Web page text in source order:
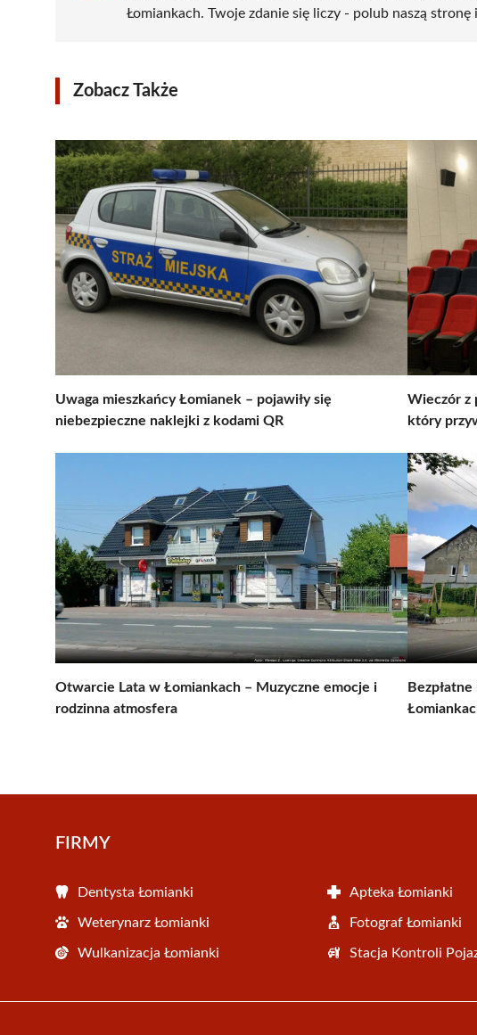
Łomiankach. Twoje zdanie się liczy - polub naszą stronę
Zobacz Także
Uwaga mieszkańcy Łomianek – pojawiły się
niebezpieczne naklejki z kodami QR
Wieczór z
który
Otwarcie Lata w Łomiankach – Muzyczne emocje i
rodzinna atmosfera
FIRMY
Dentysta Łomianki Apteka Łomianki
Weterynarz Łomianki Fotograf Łomianki
Wulkanizacja Łomianki Stacja Kontroli